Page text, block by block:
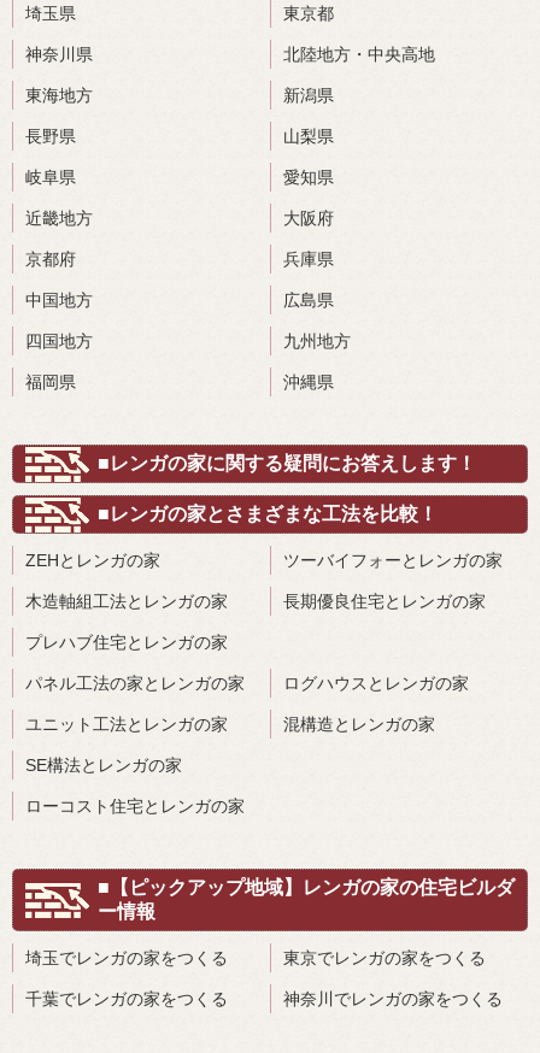
埼玉県 東京都
神奈川県 北陸地方・中央高地
東海地方 新潟県
長野県 山梨県
岐阜県 愛知県
近畿地方 大阪府
京都府 兵庫県
中国地方 広島県
四国地方 九州地方
福岡県 沖縄県
■レンガの家に関する疑問にお答えします！
■レンガの家とさまざまな工法を比較！
ZEHとレンガの家 ツーバイフォーとレンガの家
木造軸組工法とレンガの家 長期優良住宅とレンガの家
プレハブ住宅とレンガの家
パネル工法の家とレンガの家 ログハウスとレンガの家
ユニット工法とレンガの家 混構造とレンガの家
SE構法とレンガの家
ローコスト住宅とレンガの家
■【ピックアップ地域】レンガの家の住宅ビルダ
ー情報
埼玉でレンガの家をつくる 東京でレンガの家をつくる
千葉でレンガの家をつくる 神奈川でレンガの家をつくる